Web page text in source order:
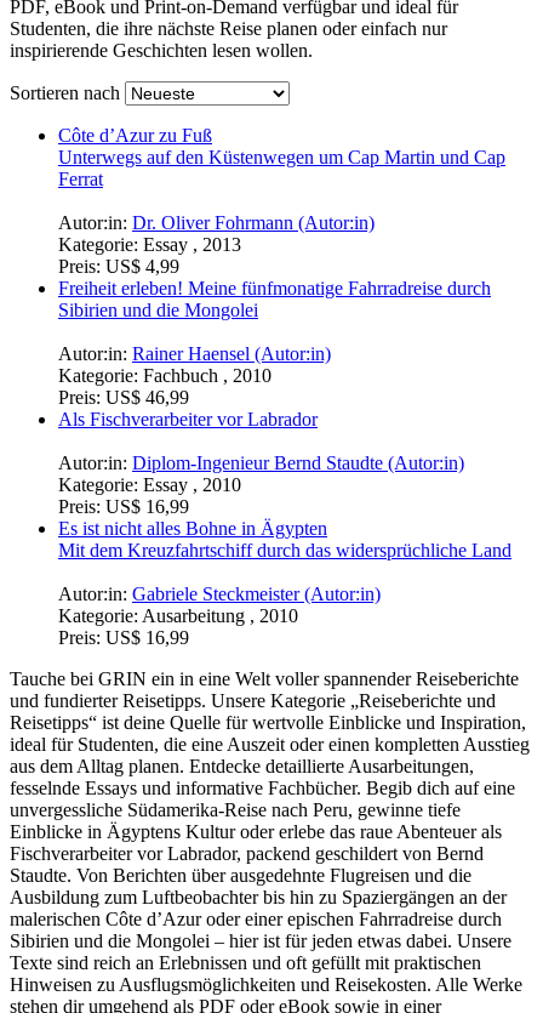
PDF, eBook und Print-on-Demand verfügbar und ideal für
Studenten, die ihre nächste Reise planen oder einfach nur
inspirierende Geschichten lesen wollen.
Sortieren nach
Côte d’Azur zu Fuß
Unterwegs auf den Küstenwegen um Cap Martin und Cap
Ferrat
Autor:in: Dr. Oliver Fohrmann (Autor:in)
Kategorie: Essay , 2013
Preis: US$ 4,99
Freiheit erleben! Meine fünfmonatige Fahrradreise durch
Sibirien und die Mongolei
Autor:in: Rainer Haensel (Autor:in)
Kategorie: Fachbuch , 2010
Preis: US$ 46,99
Als Fischverarbeiter vor Labrador
Autor:in: Diplom-Ingenieur Bernd Staudte (Autor:in)
Kategorie: Essay , 2010
Preis: US$ 16,99
Es ist nicht alles Bohne in Ägypten
Mit dem Kreuzfahrtschiff durch das widersprüchliche Land
Autor:in: Gabriele Steckmeister (Autor:in)
Kategorie: Ausarbeitung , 2010
Preis: US$ 16,99
Tauche bei GRIN ein in eine Welt voller spannender Reiseberichte
und fundierter Reisetipps. Unsere Kategorie „Reiseberichte und
Reisetipps“ ist deine Quelle für wertvolle Einblicke und Inspiration,
ideal für Studenten, die eine Auszeit oder einen kompletten Ausstieg
aus dem Alltag planen. Entdecke detaillierte Ausarbeitungen,
fesselnde Essays und informative Fachbücher. Begib dich auf eine
unvergessliche Südamerika-Reise nach Peru, gewinne tiefe
Einblicke in Ägyptens Kultur oder erlebe das raue Abenteuer als
Fischverarbeiter vor Labrador, packend geschildert von Bernd
Staudte. Von Berichten über ausgedehnte Flugreisen und die
Ausbildung zum Luftbeobachter bis hin zu Spaziergängen an der
malerischen Côte d’Azur oder einer epischen Fahrradreise durch
Sibirien und die Mongolei – hier ist für jeden etwas dabei. Unsere
Texte sind reich an Erlebnissen und oft gefüllt mit praktischen
Hinweisen zu Ausflugsmöglichkeiten und Reisekosten. Alle Werke
stehen dir umgehend als PDF oder eBook sowie in einer